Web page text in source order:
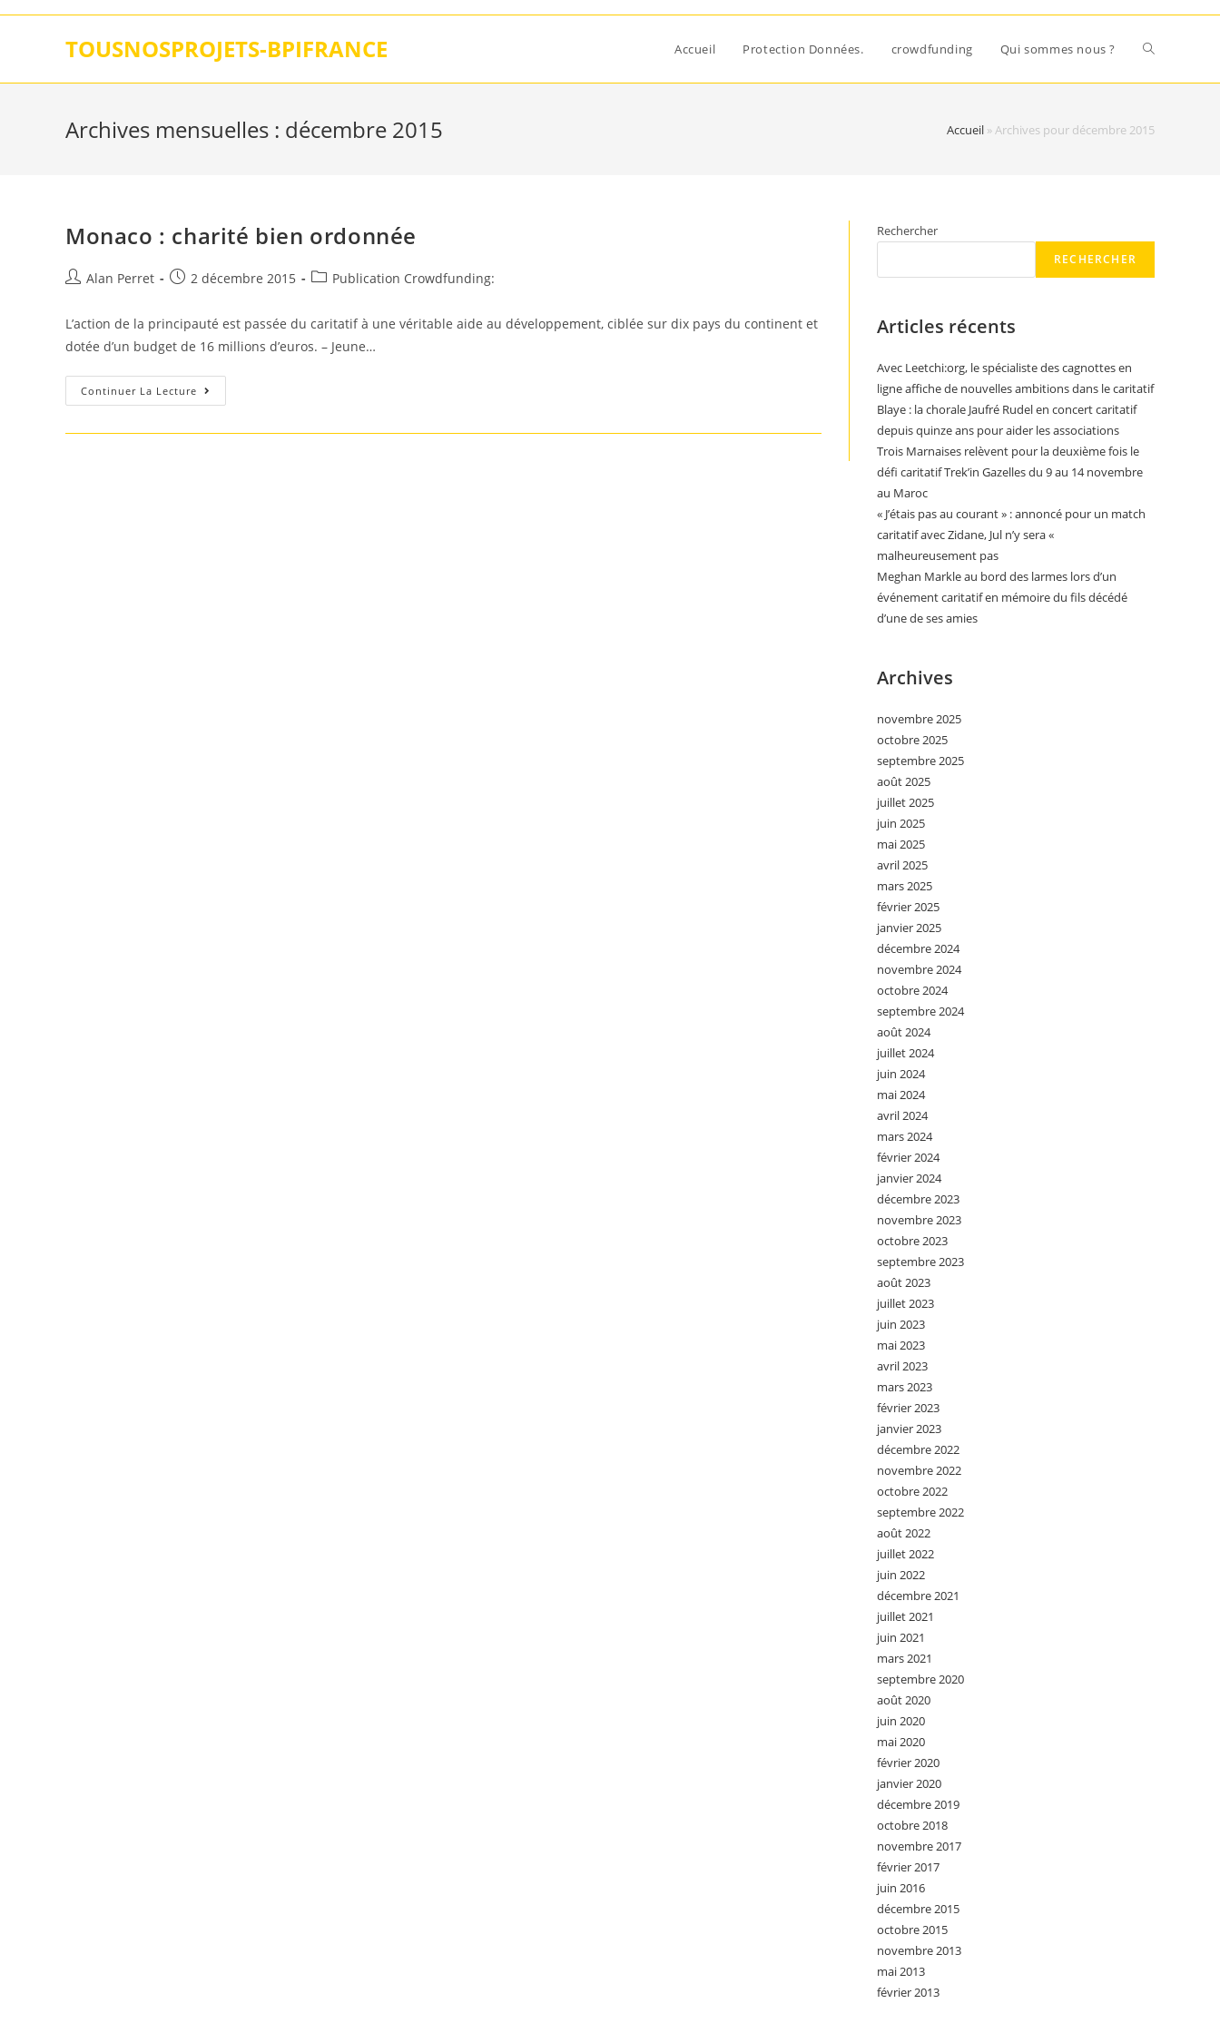
Skip
TOUSNOSPROJETS-BPIFRANCE Accueil Protection Données. crowdfunding Qui sommes nous ?
Archives mensuelles : décembre 2015 Accueil » Archives pour décembre 2015
Monaco : charité bien ordonnée
Auteur/autrice
la
publication :
Alan Perret
Post2 décembre 2015
PostPublication Crowdfunding:
L’action de la principauté est passée du caritatif à une véritable aide au développement, ciblée sur dix pays du continent et
dotée d’un budget de 16 millions d’euros. – Jeune…
Continuer La Lecture Monaco
:
Bien
Rechercher
RECHERCHER
Articles récents
Avec Leetchi:org, le spécialiste des cagnottes en
ligne affiche de nouvelles ambitions dans le caritatif
Blaye : la chorale Jaufré Rudel en concert caritatif
depuis quinze ans pour aider les associations
Trois Marnaises relèvent pour la deuxième fois le
défi caritatif Trek’in Gazelles du 9 au 14 novembre
au Maroc
« J’étais pas au courant » : annoncé pour un match
caritatif avec Zidane, Jul n’y sera «
malheureusement pas
Meghan Markle au bord des larmes lors d’un
événement caritatif en mémoire du fils décédé
d’une de ses amies
Archives
novembre 2025
octobre 2025
septembre 2025
août 2025
juillet 2025
juin 2025
mai 2025
avril 2025
mars 2025
février 2025
janvier 2025
décembre 2024
novembre 2024
octobre 2024
septembre 2024
août 2024
juillet 2024
juin 2024
mai 2024
avril 2024
mars 2024
février 2024
janvier 2024
décembre 2023
novembre 2023
octobre 2023
septembre 2023
août 2023
juillet 2023
juin 2023
mai 2023
avril 2023
mars 2023
février 2023
janvier 2023
décembre 2022
novembre 2022
octobre 2022
septembre 2022
août 2022
juillet 2022
juin 2022
décembre 2021
juillet 2021
juin 2021
mars 2021
septembre 2020
août 2020
juin 2020
mai 2020
février 2020
janvier 2020
décembre 2019
octobre 2018
novembre 2017
février 2017
juin 2016
décembre 2015
octobre 2015
novembre 2013
mai 2013
février 2013